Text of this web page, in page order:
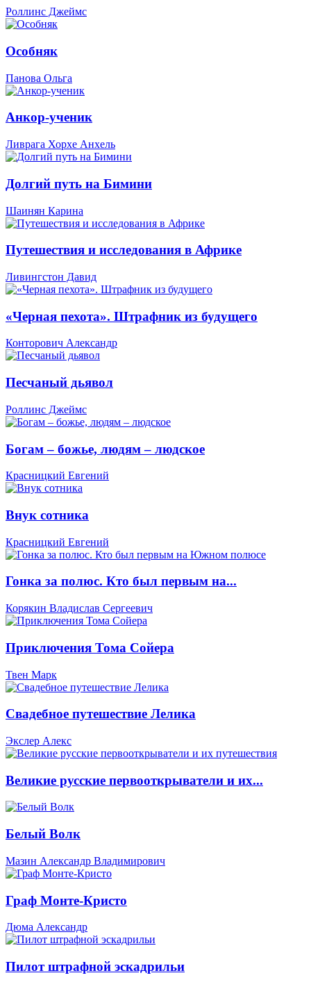
Роллинс Джеймс
Особняк
Панова Ольга
Анкор-ученик
Ливрага Хорхе Анхель
Долгий путь на Бимини
Шаинян Карина
Путешествия и исследования в Африке
Ливингстон Давид
«Черная пехота». Штрафник из будущего
Конторович Александр
Песчаный дьявол
Роллинс Джеймс
Богам – божье, людям – людское
Красницкий Евгений
Внук сотника
Красницкий Евгений
Гонка за полюс. Кто был первым на...
Корякин Владислав Сергеевич
Приключения Тома Сойера
Твен Марк
Свадебное путешествие Лелика
Экслер Алекс
Великие русские первооткрыватели и их...
Белый Волк
Мазин Александр Владимирович
Граф Монте-Кристо
Дюма Александр
Пилот штрафной эскадрильи